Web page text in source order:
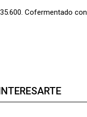
Cofermentado con